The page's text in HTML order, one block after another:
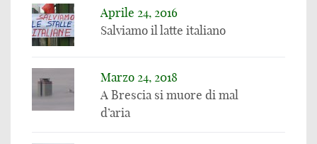
Aprile 24, 2016
Salviamo il latte italiano
Marzo 24, 2018
A Brescia si muore di mal
d’aria